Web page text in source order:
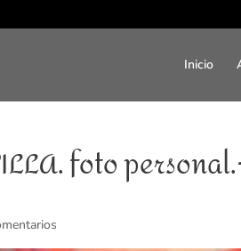
Inicio
foto